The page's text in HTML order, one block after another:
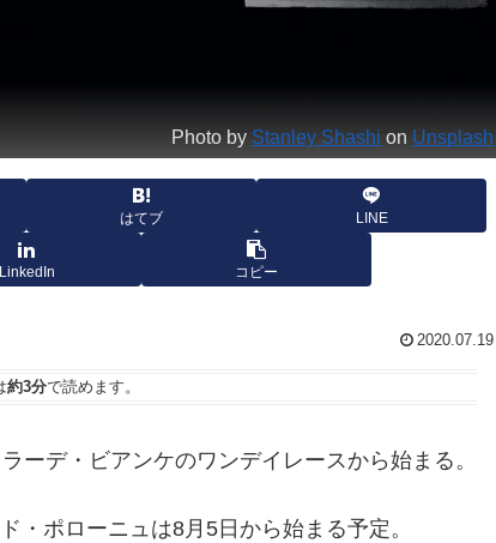
Photo by Stanley Shashi on Unsplash
はてブ LINE
LinkedIn コピー
2020.07.19
約3分で読めます。
ーデ・ビアンケのワンデイレースから始まる。
・ポローニュは8月5日から始まる予定。